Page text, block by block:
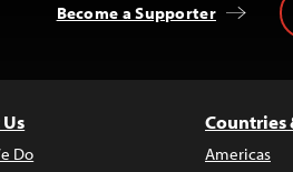
Become a Supporter
Do
Countries
Americas